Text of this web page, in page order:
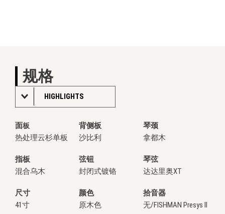
规格
HIGHLIGHTS
面板 背侧板
琴颈
热处理云杉单板
沙比利 拿都木
指板 弦钮
琴弦
混合乌木
封闭式镀铬 达达里奥XT
尺寸 颜色
拾音器
41寸
原木色 无/FISHMAN Presys II